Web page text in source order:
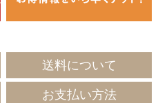
送料について
お支払い方法